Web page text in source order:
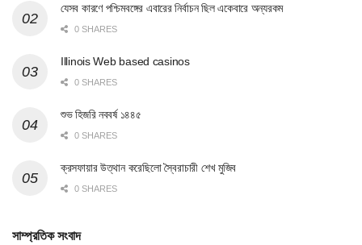
যেসব কারণে পশ্চিমবঙ্গের এবারের নির্বাচন ছিল একেবারে অন্যরকম
0 SHARES
Illinois Web based casinos
0 SHARES
শুভ হিজরি নববর্ষ ১৪৪৫
0 SHARES
ক্রসফায়ার উত্থান করেছিলো স্বৈরাচারী শেখ মুজিব
0 SHARES
সাম্প্রতিক সংবাদ